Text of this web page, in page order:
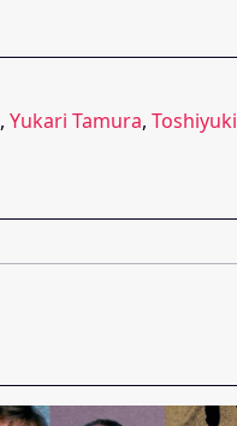
, Yukari Tamura,